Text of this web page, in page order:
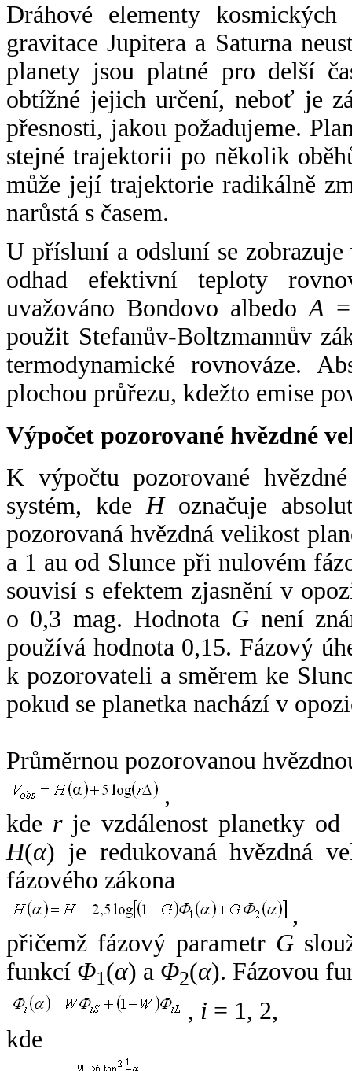
Dráhové elementy
gravitace Jupitera a Saturna
planety jsou platné pro delší
obtížné jejich určení, neboť je
přesnosti, jakou požadujeme.
stejné trajektorii po několik
může její trajektorie radikálně
narůstá s časem.
U přísluní a odsluní se
odhad efektivní teploty
uvažováno Bondovo albedoA
použit Stefanův-Boltzmannův
termodynamické rovnováze.
plochou průřezu, kdežto emise
Výpočet pozorované hvězdné
K výpočtu pozorované
systém, kde Hoznačuje
pozorovaná hvězdná velikost
a 1 au od Slunce při nulovém
souvisí s efektem zjasnění v
o 0,3 mag. Hodnota G není
používá hodnota 0,15. Fázový
k pozorovateli a směrem ke
pokud se planetka nachází v
Průměrnou pozorovanou
,
kde rje vzdálenost planetky od
H(α) je redukovaná hvězdná
fázového zákona
,
přičemž fázový parametr G
funkcí Φ1(α) a Φ2(α). Fázovou
, i = 1, 2,
kde